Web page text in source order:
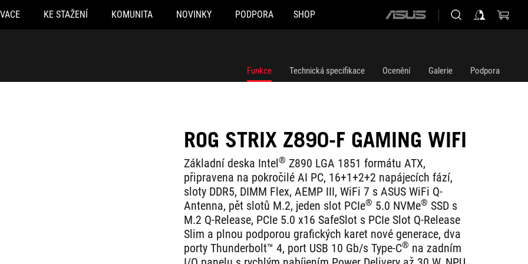
KE STAŽENÍ KOMUNITA NOVINKY PODPORA SHOP
ASUS
Funkce Technická specifikace Ocenění Galerie Podpora
ROG STRIX Z890-F GAMING WIFI
Základní deska Intel® Z890 LGA 1851 formátu ATX,
připravena na pokročilé AI PC, 16+1+2+2 napájecích fází,
sloty DDR5, DIMM Flex, AEMP III, WiFi 7 s ASUS WiFi Q-
Antenna, pět slotů M.2, jeden slot PCIe® 5.0 NVMe® SSD s
M.2 Q-Release, PCIe 5.0 x16 SafeSlot s PCIe Slot Q-Release
Slim a plnou podporou grafických karet nové generace, dva
porty Thunderbolt™ 4, port USB 10 Gb/s Type-C® na zadním